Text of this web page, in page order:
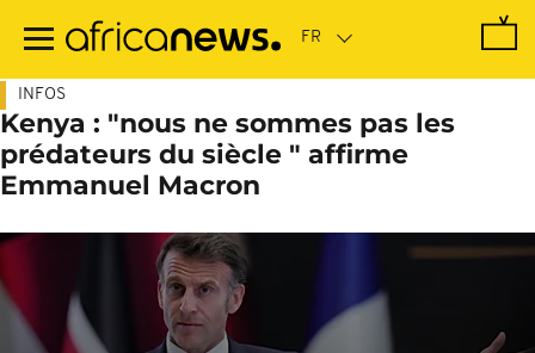
contenu
INFOS
Kenya : "nous ne sommes pas les
prédateurs du siècle " affirme
Emmanuel Macron